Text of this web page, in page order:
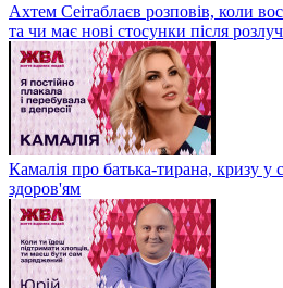
Ахтем Сеітаблаєв розповів, коли
та чи має нові стосунки після
Камалія про батька-тирана, кризу у
здоров'ям